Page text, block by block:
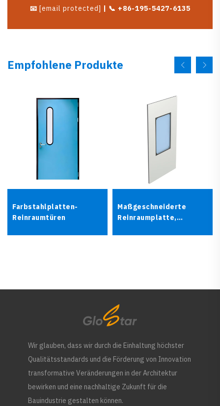
📧 [email protected] | 📞 +86-195-5427-6135
Empfohlene Produkte
Farbstahlplatten-
Reinraumtüren
Maßgeschneiderte
Reinraumplatte,
Wir glauben, dass wir durch die Einhaltung höchster
Qualitätsstandards und die Förderung von Innovation
transformative Veränderungen in der Architektur
bewirken und eine nachhaltige Zukunft für die
Bauindustrie gestalten können.